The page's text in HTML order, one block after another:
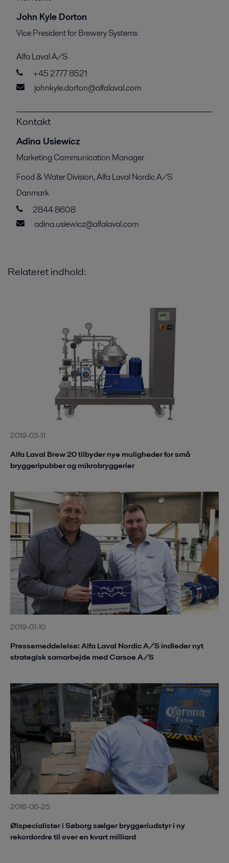
John Kyle Dorton
Vice President for Brewery Systems
Alfa Laval A/S
+45 2777 8521
johnkyle.dorton@alfalaval.com
Kontakt
Adina Usiewicz
Marketing Communication Manager
Food & Water Division, Alfa Laval Nordic A/S
Danmark
2844 8608
adina.usiewicz@alfalaval.com
Relateret indhold:
2019-03-11
Alfa Laval Brew 20 tilbyder nye muligheder for små
bryggeripubber og mikrobryggerier
2019-01-10
Pressemeddelelse: Alfa Laval Nordic A/S indleder nyt
strategisk samarbejde med Carsoe A/S
2018-06-25
Ølspecialister i Søborg sælger bryggeriudstyr i ny
rekordordre til over en kvart milliard